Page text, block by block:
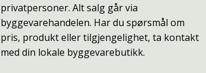
privatpersoner. Alt salg går via
byggevarehandelen. Har du spørsmål om
pris, produkt eller tilgjengelighet, ta kontakt
med din lokale byggevarebutikk.